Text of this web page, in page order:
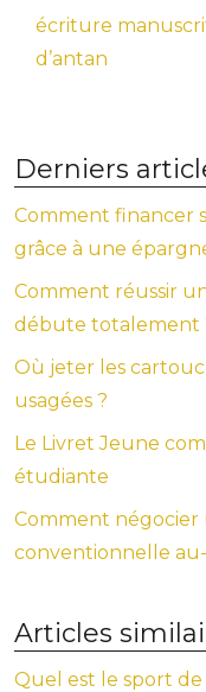
écriture
d’antan
Derniers
Comment financer
grâce à une
Comment réussir
débute totalement
Où jeter les
usagées ?
Le Livret Jeune
étudiante
Comment
conventionnelle
Articles
Quel est le sport